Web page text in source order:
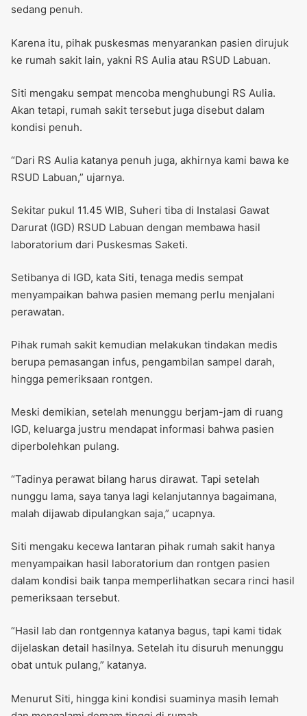
sedang penuh.
Karena itu, pihak puskesmas menyarankan pasien dirujuk
ke rumah sakit lain, yakni RS Aulia atau RSUD Labuan.
Siti mengaku sempat mencoba menghubungi RS Aulia.
Akan tetapi, rumah sakit tersebut juga disebut dalam
kondisi penuh.
“Dari RS Aulia katanya penuh juga, akhirnya kami bawa ke
RSUD Labuan,” ujarnya.
Sekitar pukul 11.45 WIB, Suheri tiba di Instalasi Gawat
Darurat (IGD) RSUD Labuan dengan membawa hasil
laboratorium dari Puskesmas Saketi.
Setibanya di IGD, kata Siti, tenaga medis sempat
menyampaikan bahwa pasien memang perlu menjalani
perawatan.
Pihak rumah sakit kemudian melakukan tindakan medis
berupa pemasangan infus, pengambilan sampel darah,
hingga pemeriksaan rontgen.
Meski demikian, setelah menunggu berjam-jam di ruang
IGD, keluarga justru mendapat informasi bahwa pasien
diperbolehkan pulang.
“Tadinya perawat bilang harus dirawat. Tapi setelah
nunggu lama, saya tanya lagi kelanjutannya bagaimana,
malah dijawab dipulangkan saja,” ucapnya.
Siti mengaku kecewa lantaran pihak rumah sakit hanya
menyampaikan hasil laboratorium dan rontgen pasien
dalam kondisi baik tanpa memperlihatkan secara rinci hasil
pemeriksaan tersebut.
“Hasil lab dan rontgennya katanya bagus, tapi kami tidak
dijelaskan detail hasilnya. Setelah itu disuruh menunggu
obat untuk pulang,” katanya.
Menurut Siti, hingga kini kondisi suaminya masih lemah